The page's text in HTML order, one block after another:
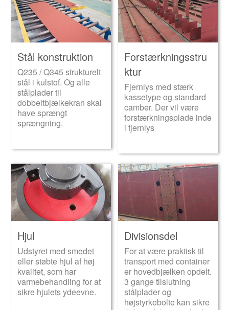
Stål konstruktion
Q235 / Q345 strukturelt
stål i kulstof. Og alle
stålplader til
dobbeltbjælkekran skal
have sprængt
sprængning.
Forstærkningsstru
ktur
Fjernlys med stærk
kassetype og standard
camber. Der vil være
forstærkningsplade inde
i fjernlys
Hjul
Udstyret med smedet
eller støbte hjul af høj
kvalitet, som har
varmebehandling for at
sikre hjulets ydeevne.
Divisionsdel
For at være praktisk til
transport med container
er hovedbjælken opdelt.
3 gange tilslutning
stålplader og
højstyrkebolte kan sikre